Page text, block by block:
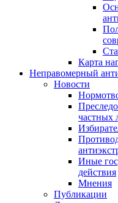
Карта
Неправомерный
Новости
частных
Иные
действия
Мнения
Публикации